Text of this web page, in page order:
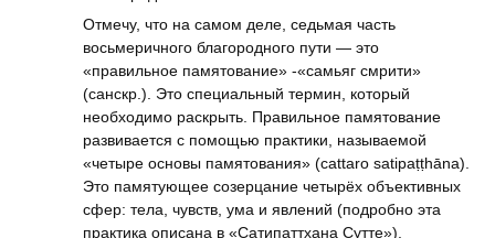
Отмечу, что на самом деле, седьмая часть
восьмеричного благородного пути — это
«правильное памятование» -«самьяг смрити»
(санскр.). Это специальный термин, который
необходимо раскрыть. Правильное памятование
развивается с помощью практики, называемой
«четыре основы памятования» (cattaro satipaṭṭhāna).
Это памятующее созерцание четырёх объективных
сфер: тела, чувств, ума и явлений (подробно эта
практика описана в «Сатипаттхана Сутте»).